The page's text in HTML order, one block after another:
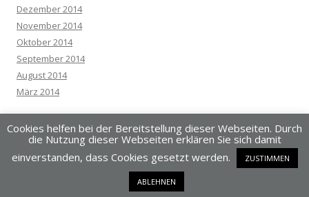
Dezember 2014
November 2014
Oktober 2014
September 2014
August 2014
März 2014
Dieses Blog läuft mit WordPress
Cookies helfen bei der Bereitstellung dieser Webseiten. Durch
die Nutzung dieser Webseiten erklären Sie sich damit
einverstanden, dass Cookies gesetzt werden.
ZUSTIMMEN
ABLEHNEN